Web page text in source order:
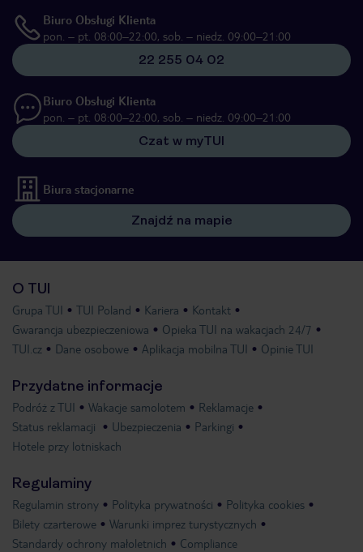
Biuro Obsługi Klienta
pon. – pt. 08:00–22:00, sob. – niedz. 09:00–21:00
22 255 04 02
Biuro Obsługi Klienta
pon. – pt. 08:00–22:00, sob. – niedz. 09:00–21:00
Czat w myTUI
Biura stacjonarne
Znajdź na mapie
O TUI
Grupa TUI TUI Poland Kariera
Kontakt
Gwarancja ubezpieczeniowa
Opieka TUI na wakacjach 24/7
TUI.cz
Dane osobowe Aplikacja mobilna TUI Opinie TUI
Przydatne informacje
Podróż z TUI Wakacje samolotem
Reklamacje
Status reklamacji
Ubezpieczenia
Parkingi
Hotele przy lotniskach
Regulaminy
Regulamin strony Polityka prywatności
Polityka cookies
Bilety czarterowe
Warunki imprez turystycznych
Standardy ochrony małoletnich
Compliance